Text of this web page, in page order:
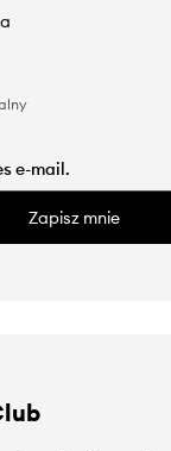
Zapisz mnie